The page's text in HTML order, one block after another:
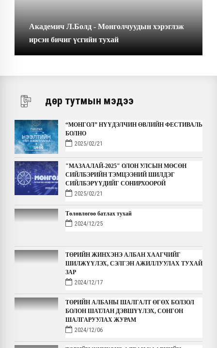
Академич Л.Болд - Монголчуудын хэрэглэж
ирсэн бичиг үсгийн тухай
Өдөр тутмын мэдээ
“МОНГОЛ” НҮҮДЭЛЧИН ӨВЛИЙН ФЕСТИВАЛЬ
БОЛНО
2025/02/21
"МАЗААЛАЙ-2025" ОЛОН УЛСЫН МӨСӨН
СИЙЛБЭРИЙН ТЭМЦЭЭНИЙ ШИЛДЭГ
СИЙЛБЭРҮҮДИЙГ СОНИРХООРОЙ
2025/02/21
Төлөвлөгөө батлах тухай
2024/12/25
ТӨРИЙН ЖИНХЭНЭ АЛБАН ХААГЧИЙГ
ШИЛЖҮҮЛЭХ, СЭЛГЭН АЖИЛЛУУЛАХ ТУХАЙ
ЗАР
2024/12/17
ТӨРИЙН АЛБАНЫ ШАЛГАЛТ ӨГӨХ БОЛЗОЛ
БОЛОН ШАТЛАН ДЭВШҮҮЛЭХ, СОНГОН
ШАЛГАРУУЛАХ ЖУРАМ
2024/12/06